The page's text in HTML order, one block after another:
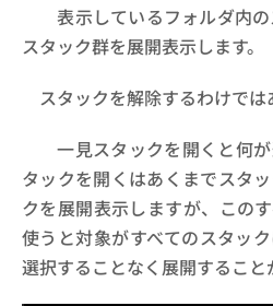
表示しているフォルダ内
スタック群を展開表示します。
スタックを解除するわけでは
一見スタックを開くと何
タックを開くはあくまでスタ
クを展開表示しますが、この
使うと対象がすべてのスタッ
選択することなく展開すること